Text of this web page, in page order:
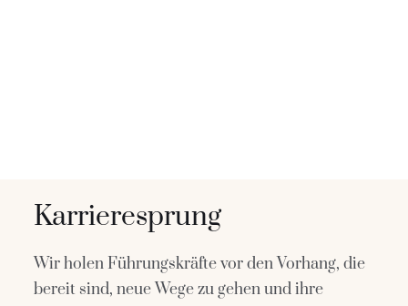
Karrieresprung
Wir holen Führungskräfte vor den Vorhang, die
bereit sind, neue Wege zu gehen und ihre